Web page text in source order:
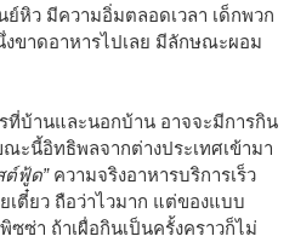
หิว มีความอิ่มตลอดเวลา เด็กพวก
ขาดอาหารไปเลย มีลักษณะผอม
ที่บ้านและนอกบ้าน อาจจะมีการกิน
ะนี้อิทธิพลจากต่างประเทศเข้ามา
ต์ฟู้ด”ความจริงอาหารบริการเร็ว
เตี๋ยว ถือว่าไวมาก แต่ของแบบ
ซซ่า ถ้าเผื่อกินเป็นครั้งคราวก็ไม่